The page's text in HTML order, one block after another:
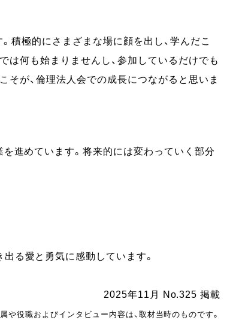
積極的にさまざまな場に顔を出し、学んだこ
は何も始まりませんし、参加しているだけでも
そが、倫理法人会での成長につながると思いま
進めています。将来的には変わっていく部分
る愛と勇気に感動しています。
2025年11月 No.325 掲載
や役職およびインタビュー内容は、取材当時のものです。